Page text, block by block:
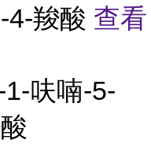
4-羧酸 查看
呋喃-5-